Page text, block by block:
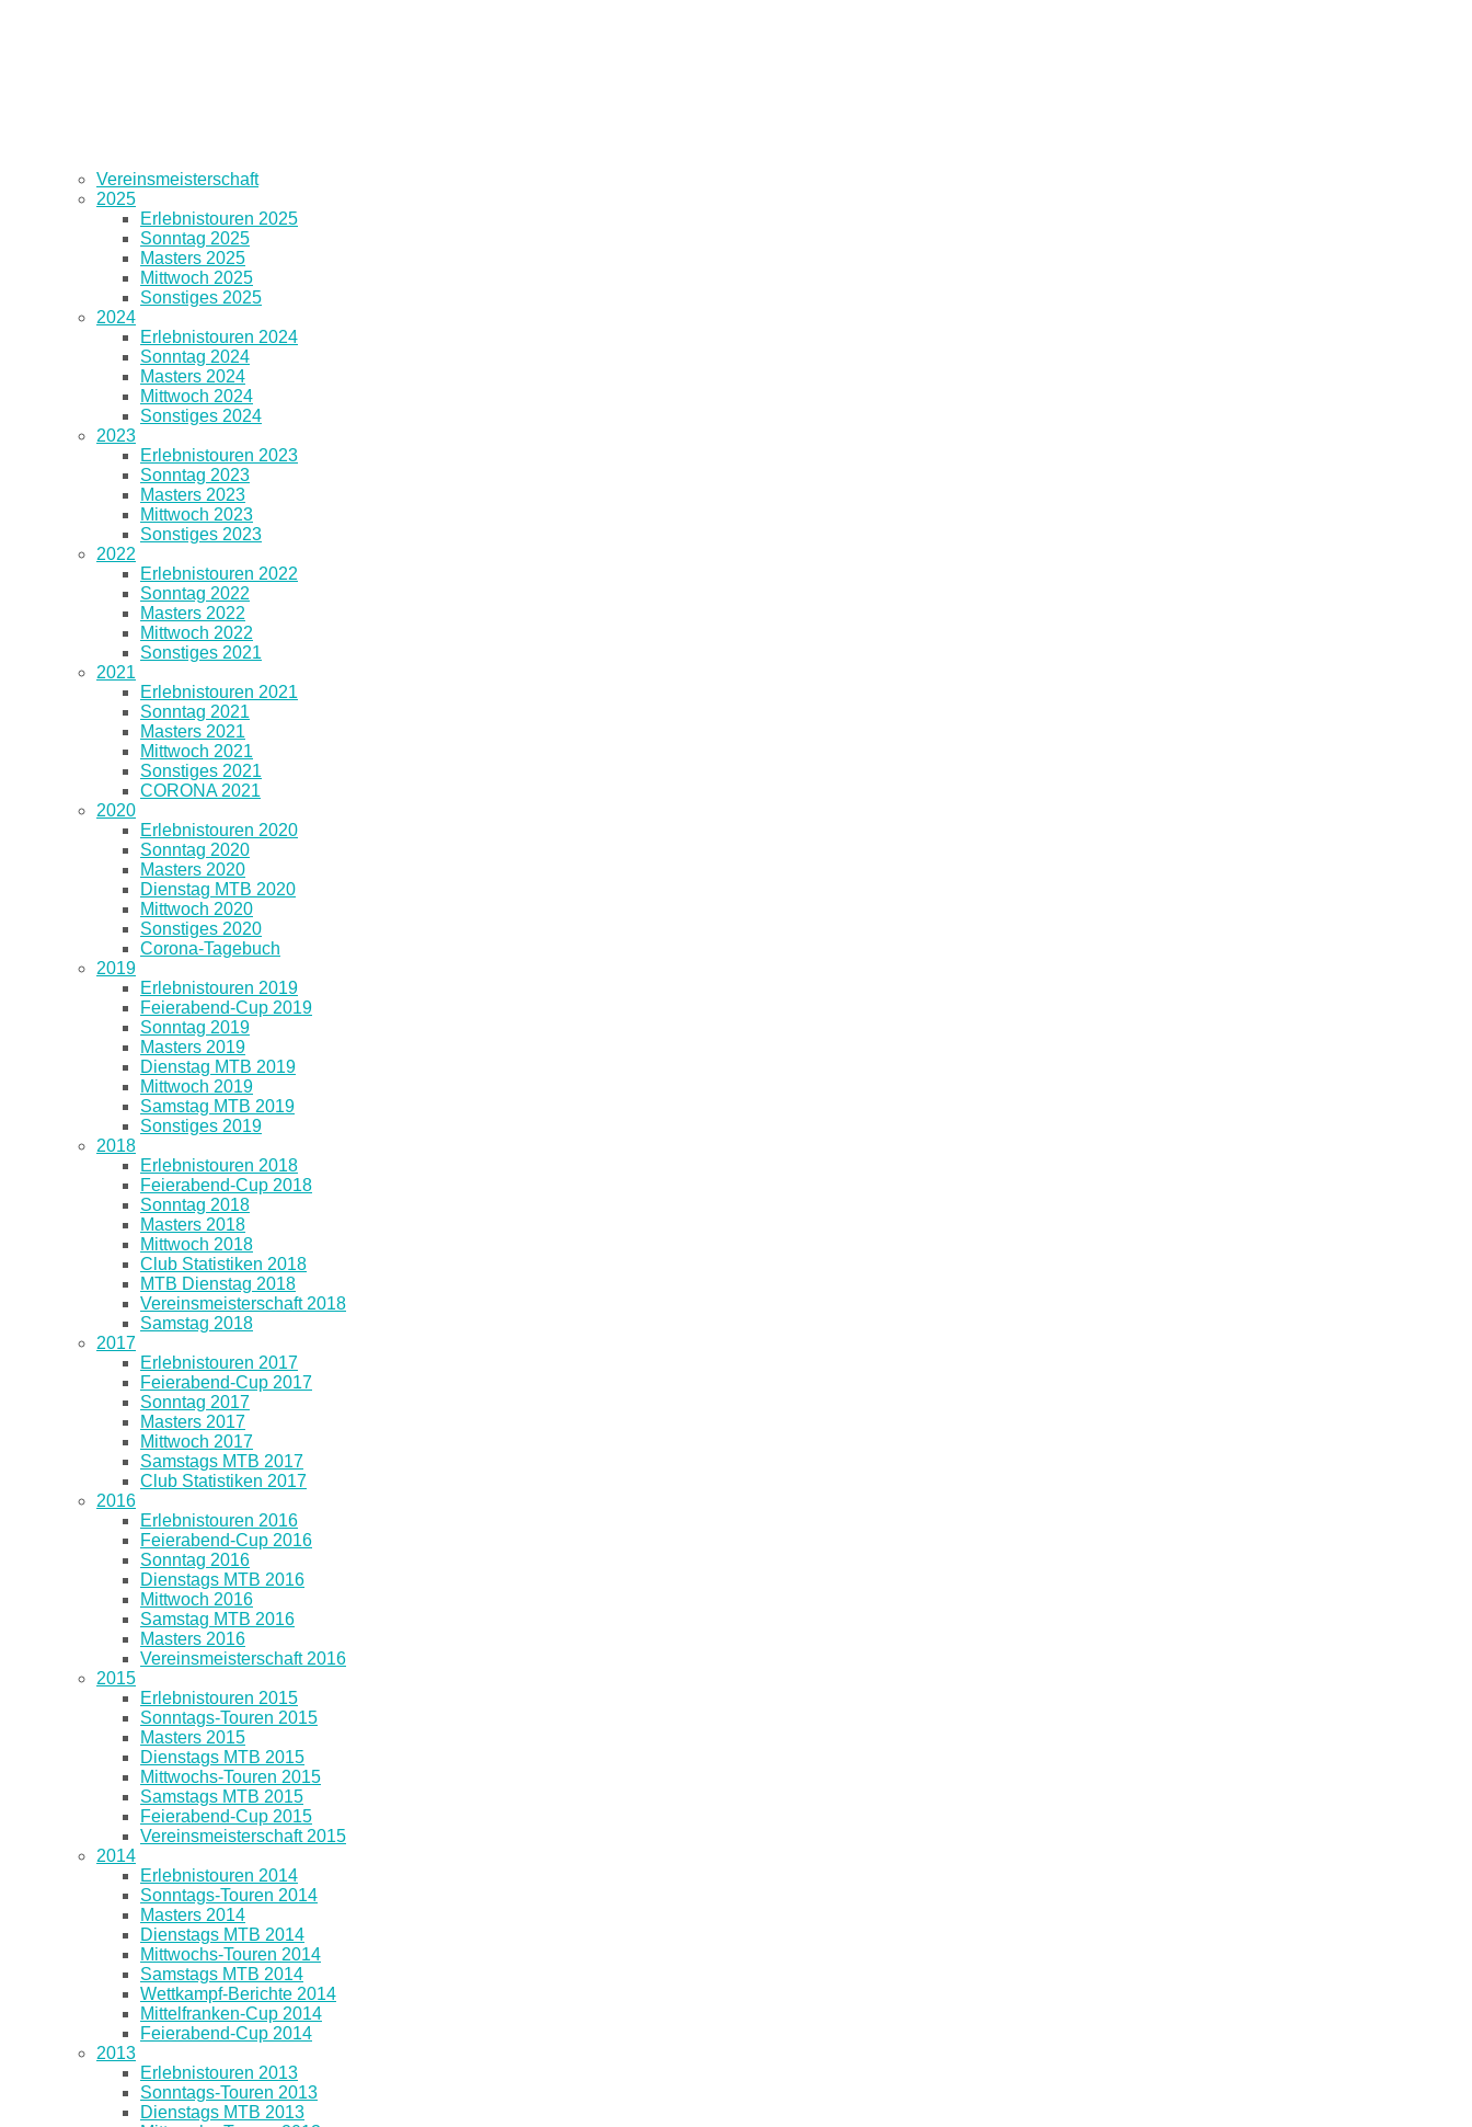
Vereinsmeisterschaft
2025
Erlebnistouren 2025
Sonntag 2025
Masters 2025
Mittwoch 2025
Sonstiges 2025
2024
Erlebnistouren 2024
Sonntag 2024
Masters 2024
Mittwoch 2024
Sonstiges 2024
2023
Erlebnistouren 2023
Sonntag 2023
Masters 2023
Mittwoch 2023
Sonstiges 2023
2022
Erlebnistouren 2022
Sonntag 2022
Masters 2022
Mittwoch 2022
Sonstiges 2021
2021
Erlebnistouren 2021
Sonntag 2021
Masters 2021
Mittwoch 2021
Sonstiges 2021
CORONA 2021
2020
Erlebnistouren 2020
Sonntag 2020
Masters 2020
Dienstag MTB 2020
Mittwoch 2020
Sonstiges 2020
Corona-Tagebuch
2019
Erlebnistouren 2019
Feierabend-Cup 2019
Sonntag 2019
Masters 2019
Dienstag MTB 2019
Mittwoch 2019
Samstag MTB 2019
Sonstiges 2019
2018
Erlebnistouren 2018
Feierabend-Cup 2018
Sonntag 2018
Masters 2018
Mittwoch 2018
Club Statistiken 2018
MTB Dienstag 2018
Vereinsmeisterschaft 2018
Samstag 2018
2017
Erlebnistouren 2017
Feierabend-Cup 2017
Sonntag 2017
Masters 2017
Mittwoch 2017
Samstags MTB 2017
Club Statistiken 2017
2016
Erlebnistouren 2016
Feierabend-Cup 2016
Sonntag 2016
Dienstags MTB 2016
Mittwoch 2016
Samstag MTB 2016
Masters 2016
Vereinsmeisterschaft 2016
2015
Erlebnistouren 2015
Sonntags-Touren 2015
Masters 2015
Dienstags MTB 2015
Mittwochs-Touren 2015
Samstags MTB 2015
Feierabend-Cup 2015
Vereinsmeisterschaft 2015
2014
Erlebnistouren 2014
Sonntags-Touren 2014
Masters 2014
Dienstags MTB 2014
Mittwochs-Touren 2014
Samstags MTB 2014
Wettkampf-Berichte 2014
Mittelfranken-Cup 2014
Feierabend-Cup 2014
2013
Erlebnistouren 2013
Sonntags-Touren 2013
Dienstags MTB 2013